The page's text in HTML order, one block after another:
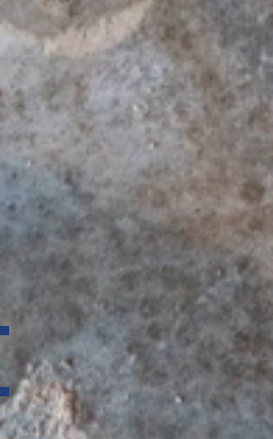
August 2020
Mai 2020
März 2020
Februar 2020
November 2019
Oktober 2019
September 2019
Mai 2019
April 2019
Februar 2019
November 2018
Oktober 2018
September 2018
Juni 2018
April 2018
Februar 2018
November 2017
Oktober 2017
März 2017
Kategorien
Allgemein
Auszeichnungen
Meta
Anmelden
Eintrags-Feed